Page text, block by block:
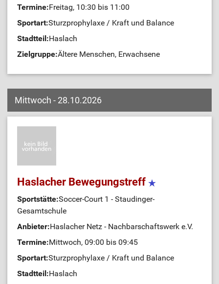
Termine:Freitag, 10:30 bis 11:00
Sportart:Sturzprophylaxe / Kraft und Balance
Stadtteil:Haslach
Zielgruppe:Ältere Menschen, Erwachsene
Mittwoch - 28.10.2026
Haslacher Bewegungstreff
Sportstätte:Soccer-Court 1 - Staudinger-
Gesamtschule
Anbieter:Haslacher Netz - Nachbarschaftswerk e.V.
Termine:Mittwoch, 09:00 bis 09:45
Sportart:Sturzprophylaxe / Kraft und Balance
Stadtteil:Haslach